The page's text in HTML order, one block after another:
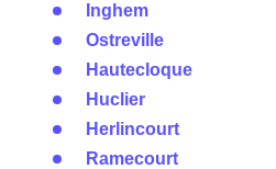
Inghem
Ostreville
Hautecloque
Huclier
Herlincourt
Ramecourt